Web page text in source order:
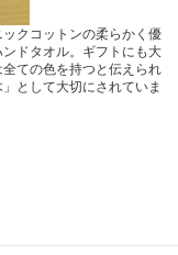
ックコットンの柔らかく優
ンドタオル。ギフトにも大
全ての色を持つと伝えられ
として大切にされていま